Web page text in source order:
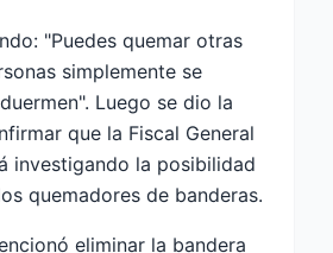
"Puedes quemar otras
simplemente se
Luego se dio la
que la Fiscal General
investigando la posibilidad
quemadores de banderas.
eliminar la bandera